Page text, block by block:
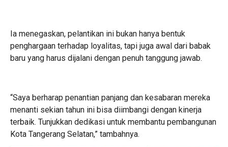
Ia menegaskan, pelantikan ini bukan hanya bentuk
penghargaan terhadap loyalitas, tapi juga awal dari babak
baru yang harus dijalani dengan penuh tanggung jawab.
“Saya berharap penantian panjang dan kesabaran mereka
menanti sekian tahun ini bisa diimbangi dengan kinerja
terbaik. Tunjukkan dedikasi untuk membantu pembangunan
Kota Tangerang Selatan,” tambahnya.